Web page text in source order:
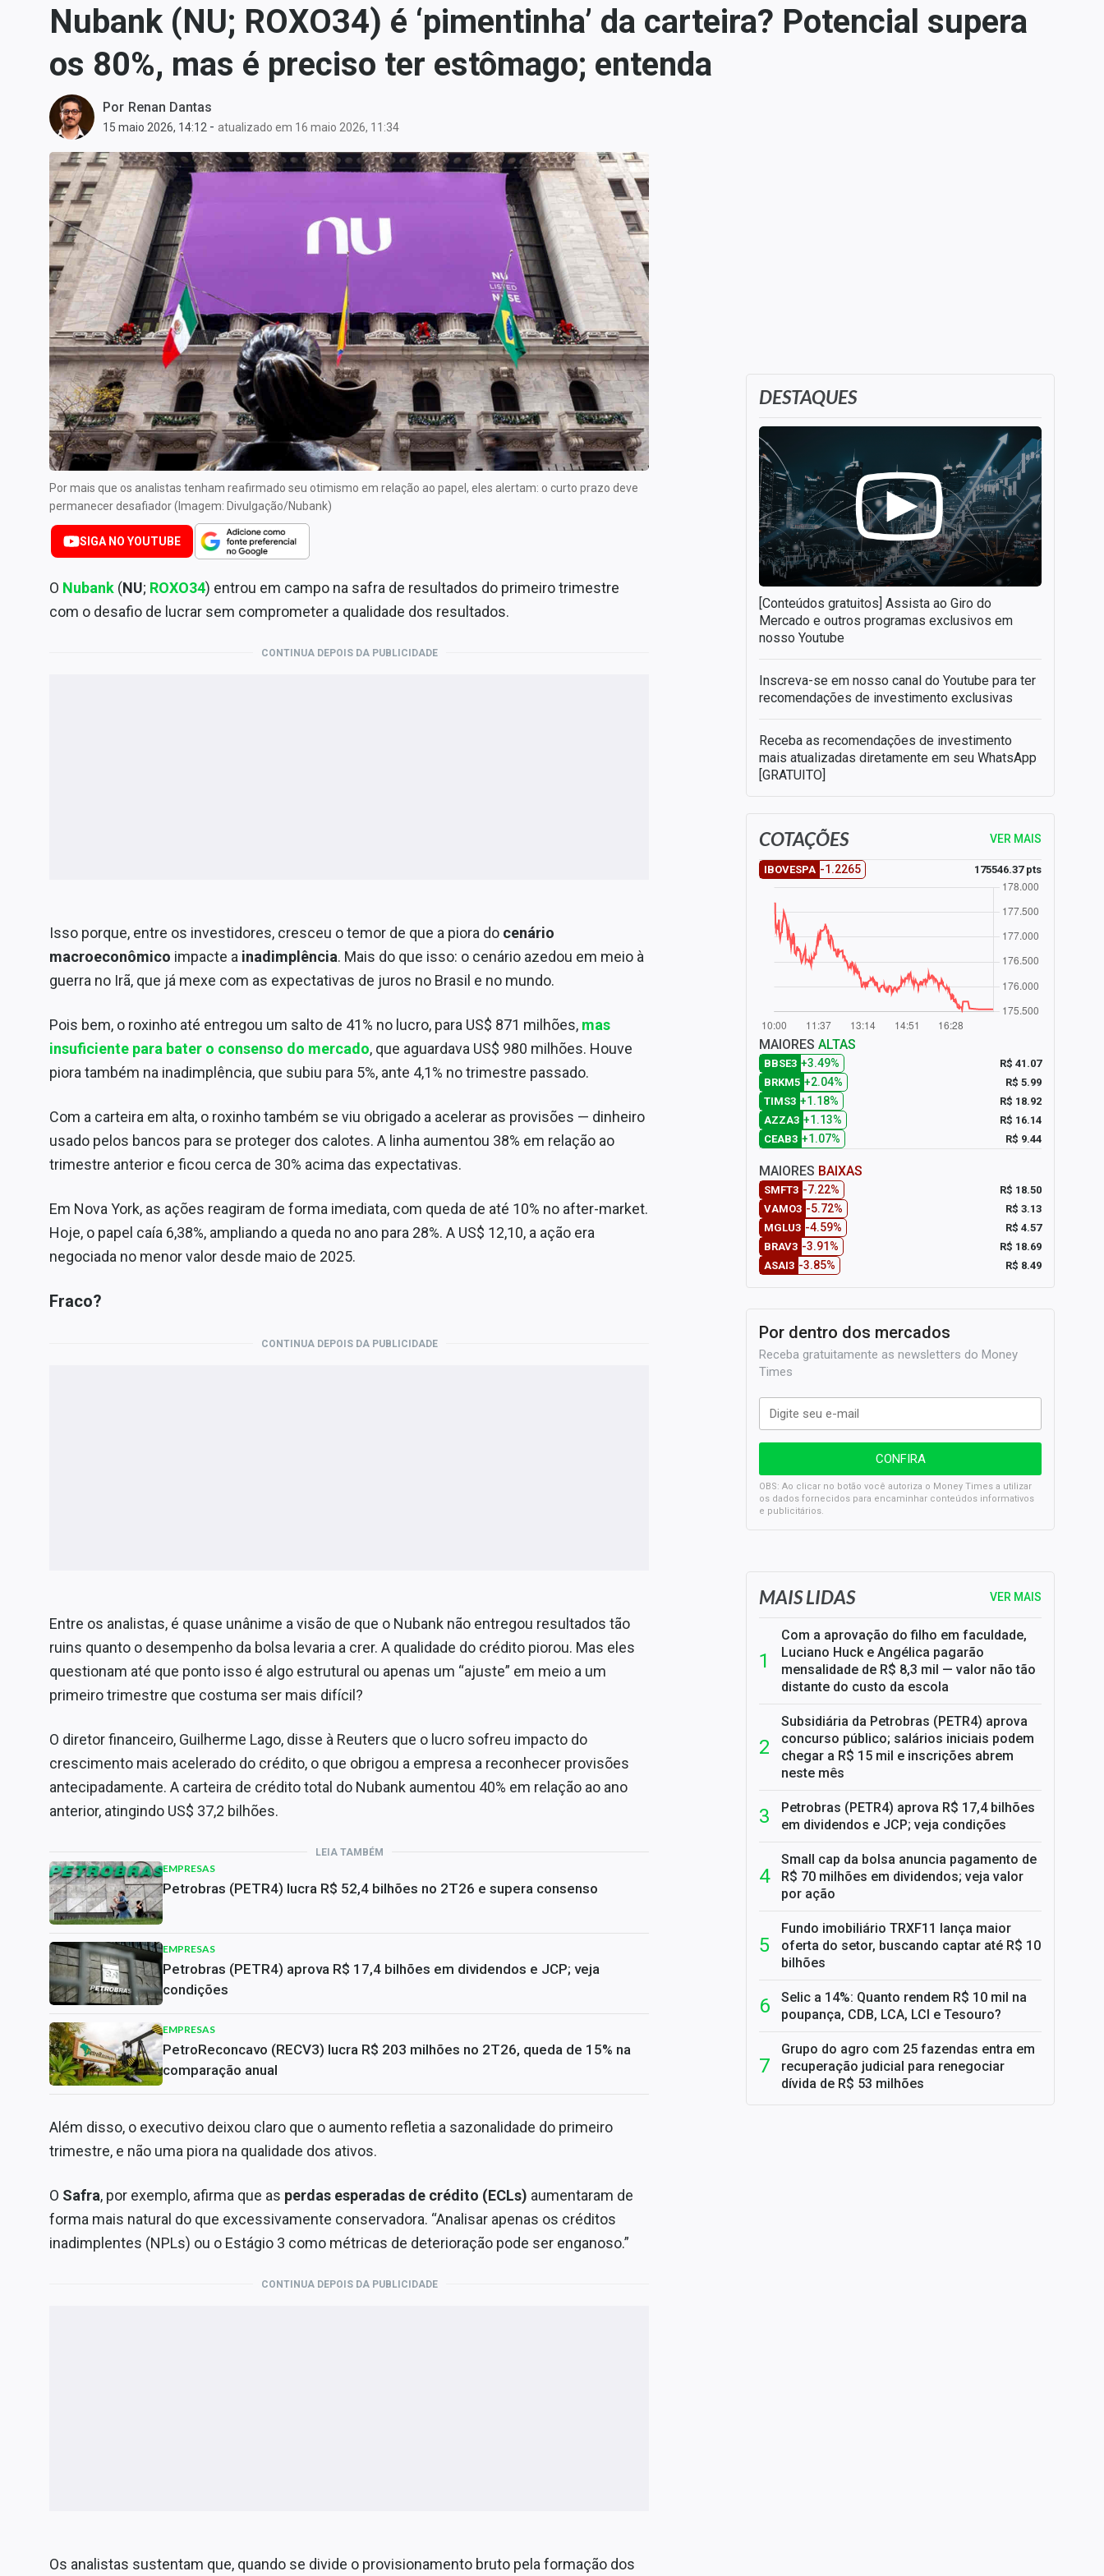
Carteiras Recomendadas
Central de Fundos
Central dos IPOs
Renda Fixa
Finanças Pessoais
Mercados
Economia
Empresas
Política
Colunas
Especiais
Internacional
Marketing
Tecnologia
Conteúdo de Marca
Sobre
Nubank (NU; ROXO34) é ‘pimentinha’ da carteira? Potencial supera
os 80%, mas é preciso ter estômago; entenda
Por Renan Dantas
15 maio 2026, 14:12 - atualizado em 16 maio 2026, 11:34
Por mais que os analistas tenham reafirmado seu otimismo em relação ao papel, eles alertam: o curto prazo deve
permanecer desafiador (Imagem: Divulgação/Nubank)
SIGA NO YOUTUBE
O Nubank (NU; ROXO34) entrou em campo na safra de resultados do primeiro trimestre
com o desafio de lucrar sem comprometer a qualidade dos resultados.
CONTINUA DEPOIS DA PUBLICIDADE
Isso porque, entre os investidores, cresceu o temor de que a piora do cenário
macroeconômico impacte a inadimplência. Mais do que isso: o cenário azedou em meio à
guerra no Irã, que já mexe com as expectativas de juros no Brasil e no mundo.
Pois bem, o roxinho até entregou um salto de 41% no lucro, para US$ 871 milhões, mas
insuficiente para bater o consenso do mercado, que aguardava US$ 980 milhões. Houve
piora também na inadimplência, que subiu para 5%, ante 4,1% no trimestre passado.
Com a carteira em alta, o roxinho também se viu obrigado a acelerar as provisões — dinheiro
usado pelos bancos para se proteger dos calotes. A linha aumentou 38% em relação ao
trimestre anterior e ficou cerca de 30% acima das expectativas.
Em Nova York, as ações reagiram de forma imediata, com queda de até 10% no after-market.
Hoje, o papel caía 6,38%, ampliando a queda no ano para 28%. A US$ 12,10, a ação era
negociada no menor valor desde maio de 2025.
Fraco?
CONTINUA DEPOIS DA PUBLICIDADE
Entre os analistas, é quase unânime a visão de que o Nubank não entregou resultados tão
ruins quanto o desempenho da bolsa levaria a crer. A qualidade do crédito piorou. Mas eles
questionam até que ponto isso é algo estrutural ou apenas um “ajuste” em meio a um
primeiro trimestre que costuma ser mais difícil?
O diretor financeiro, Guilherme Lago, disse à Reuters que o lucro sofreu impacto do
crescimento mais acelerado do crédito, o que obrigou a empresa a reconhecer provisões
antecipadamente. A carteira de crédito total do Nubank aumentou 40% em relação ao ano
anterior, atingindo US$ 37,2 bilhões.
LEIA TAMBÉM
EMPRESAS
Petrobras (PETR4) lucra R$ 52,4 bilhões no 2T26 e supera consenso
EMPRESAS
Petrobras (PETR4) aprova R$ 17,4 bilhões em dividendos e JCP; veja
condições
EMPRESAS
PetroReconcavo (RECV3) lucra R$ 203 milhões no 2T26, queda de 15% na
comparação anual
Além disso, o executivo deixou claro que o aumento refletia a sazonalidade do primeiro
trimestre, e não uma piora na qualidade dos ativos.
O Safra, por exemplo, afirma que as perdas esperadas de crédito (ECLs) aumentaram de
forma mais natural do que excessivamente conservadora. “Analisar apenas os créditos
inadimplentes (NPLs) ou o Estágio 3 como métricas de deterioração pode ser enganoso.”
CONTINUA DEPOIS DA PUBLICIDADE
Os analistas sustentam que, quando se divide o provisionamento bruto pela formação dos
DESTAQUES
[Conteúdos gratuitos] Assista ao Giro do
Mercado e outros programas exclusivos em
nosso Youtube
Inscreva-se em nosso canal do Youtube para ter
recomendações de investimento exclusivas
Receba as recomendações de investimento
mais atualizadas diretamente em seu WhatsApp
[GRATUITO]
COTAÇÕES VER MAIS
IBOVESPA -1.2265 175546.37 pts
MAIORES ALTAS
BBSE3 +3.49%
R$ 41.07
BRKM5 +2.04%
R$ 5.99
TIMS3 +1.18%
R$ 18.92
AZZA3 +1.13%
R$ 16.14
CEAB3 +1.07% R$ 9.44
MAIORES BAIXAS
SMFT3 -7.22%
R$ 18.50
VAMO3 -5.72%
R$ 3.13
MGLU3 -4.59%
R$ 4.57
BRAV3 -3.91%
R$ 18.69
ASAI3 -3.85% R$ 8.49
Por dentro dos mercados
Receba gratuitamente as newsletters do Money
Times
OBS: Ao clicar no botão você autoriza o Money Times a utilizar
os dados fornecidos para encaminhar conteúdos informativos
e publicitários.
SELIC em 14%: A repercussão da decisão sobre os JUROS
MAIS LIDAS VER MAIS
Com a aprovação do filho em faculdade,
Luciano Huck e Angélica pagarão
mensalidade de R$ 8,3 mil — valor não tão
distante do custo da escola
Subsidiária da Petrobras (PETR4) aprova
concurso público; salários iniciais podem
chegar a R$ 15 mil e inscrições abrem
neste mês
Petrobras (PETR4) aprova R$ 17,4 bilhões
em dividendos e JCP; veja condições
Small cap da bolsa anuncia pagamento de
R$ 70 milhões em dividendos; veja valor
por ação
Fundo imobiliário TRXF11 lança maior
oferta do setor, buscando captar até R$ 10
bilhões
Selic a 14%: Quanto rendem R$ 10 mil na
poupança, CDB, LCA, LCI e Tesouro?
Grupo do agro com 25 fazendas entra em
recuperação judicial para renegociar
dívida de R$ 53 milhões